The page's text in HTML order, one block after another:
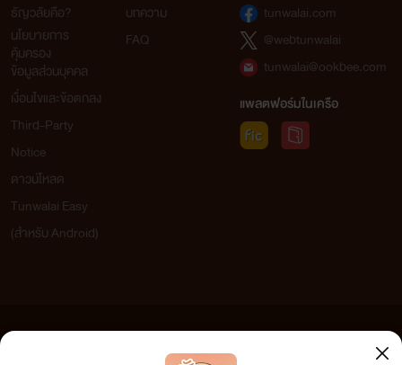
ธัญวลัยคือ?
นโยบายการ
คุ้มครอง
ข้อมูลส่วนบุคคล
เงื่อนไขและข้อตกลง
Third-Party
Notice
ดาวน์โหลด
Tunwalai Easy
(สำหรับ Android)
บทความ
FAQ
tunwalai.com
@webtunwalai
tunwalai@ookbee.com
แพลตฟอร์มในเครือ
เว็บไซต์แห่งนี้ไม่ได้เห็นด้วยและไม่ขอรับผิดชอบต่อข้อความใดๆ ทั้งสิ้น ดังนั้นผู้อ่านทุกท่านโปรดใช้